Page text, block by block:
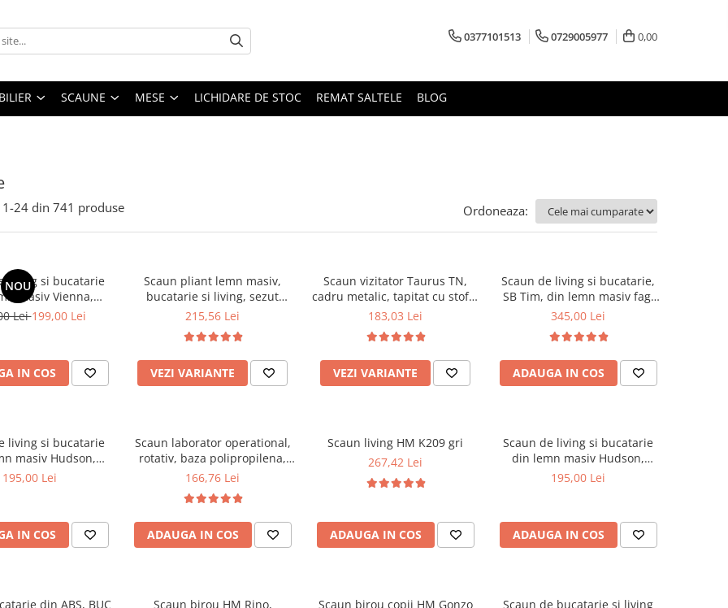
0377101513 0729005977 0,00
SCAUNE MESE LICHIDARE DE STOC REMAT SALTELE BLOG
1-24 din 741 produse Ordoneaza:
NOU
living si bucatarie
masiv Vienna,
stofa,100 kg,
Lei199,00 Lei
IN COS
Scaun pliant lemn masiv,
bucatarie si living, sezut
tapitat cu piele ecologica, 100
215,56 Lei
VEZI VARIANTE
Scaun vizitator Taurus TN,
cadru metalic, tapitat cu stofa,
stivuibil, 120 kg, negru
183,03 Lei
VEZI VARIANTE
Scaun de living si bucatarie,
SB Tim, din lemn masiv fag,
tapiterie stofa, lacuit, 120 kg,
345,00 Lei
ADAUGA IN COS
living si bucatarie
masiv Hudson,
stofa,100 kg,
195,00 Lei
IN COS
Scaun laborator operational,
rotativ, baza polipropilena,
piele ecologica, inaltime
166,76 Lei
ADAUGA IN COS
Scaun living HM K209 gri
267,42 Lei
ADAUGA IN COS
Scaun de living si bucatarie
din lemn masiv Hudson,
tapiterie stofa,100 kg,
195,00 Lei
ADAUGA IN COS
din ABS, BUC
Scaun birou HM Rino,
Scaun birou copii HM Gonzo
Scaun de bucatarie si living